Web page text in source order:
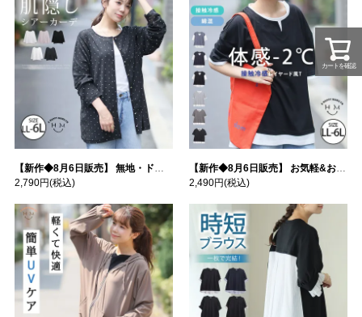
【新作◆8月6日販売】 無地・ドット柄から選べる 忍ばせ 活躍 シアー カーデ | 大きいサイズの通販ならハッピーマリリン
2,790円(税込)
【新作◆8月6日販売】 お気軽&お手軽 選べるデザイン 接触冷感 レイヤード風 コットン トップス | 大きいサイズの通販ならハッピーマリリン
2,490円(税込)
カートを確認